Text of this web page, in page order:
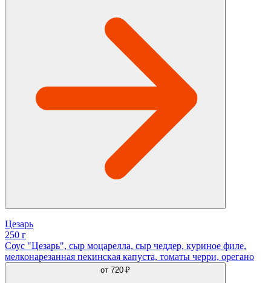
Цезарь
250 г
Соус "Цезарь", сыр моцарелла, сыр чеддер, куриное филе,
мелконарезанная пекинская капуста, томаты черри, орегано
от 720 ₽